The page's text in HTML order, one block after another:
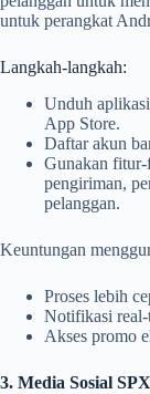
untuk perangkat
Langkah-langkah:
Unduh
App Store.
Daftar akun
Gunakan fitur-
pengiriman,
pelanggan.
Keuntungan
Proses lebih
Notifikasi real-
Akses promo
3. Media Sosial